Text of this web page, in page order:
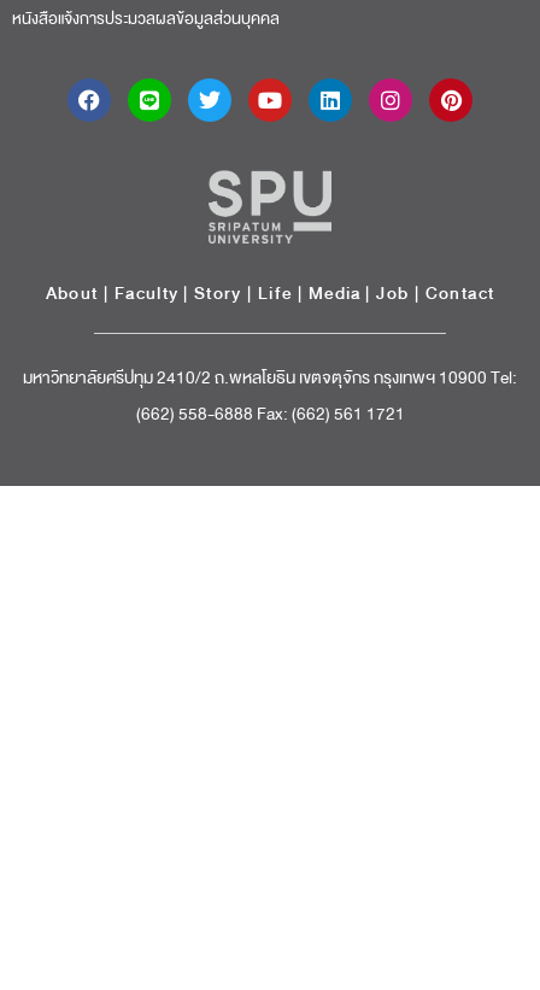
หนังสือแจ้งการประมวลผลข้อมูลส่วนบุคคล
About | Faculty | Story | Life | Media |Job | Contact
มหาวิทยาลัยศรีปทุม 2410/2 ถ.พหลโยธิน เขตจตุจักร กรุงเทพฯ 10900 Tel:
(662) 558-6888 Fax: (662) 561 1721